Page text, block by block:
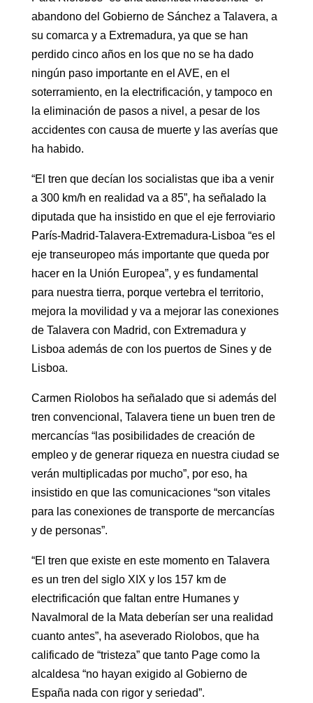
abandono del Gobierno de Sánchez a Talavera, a
su comarca y a Extremadura, ya que se han
perdido cinco años en los que no se ha dado
ningún paso importante en el AVE, en el
soterramiento, en la electrificación, y tampoco en
la eliminación de pasos a nivel, a pesar de los
accidentes con causa de muerte y las averías que
ha habido.
“El tren que decían los socialistas que iba a venir
a 300 km/h en realidad va a 85”, ha señalado la
diputada que ha insistido en que el eje ferroviario
París-Madrid-Talavera-Extremadura-Lisboa “es el
eje transeuropeo más importante que queda por
hacer en la Unión Europea”, y es fundamental
para nuestra tierra, porque vertebra el territorio,
mejora la movilidad y va a mejorar las conexiones
de Talavera con Madrid, con Extremadura y
Lisboa además de con los puertos de Sines y de
Lisboa.
Carmen Riolobos ha señalado que si además del
tren convencional, Talavera tiene un buen tren de
mercancías “las posibilidades de creación de
empleo y de generar riqueza en nuestra ciudad se
verán multiplicadas por mucho”, por eso, ha
insistido en que las comunicaciones “son vitales
para las conexiones de transporte de mercancías
y de personas”.
“El tren que existe en este momento en Talavera
es un tren del siglo XIX y los 157 km de
electrificación que faltan entre Humanes y
Navalmoral de la Mata deberían ser una realidad
cuanto antes”, ha aseverado Riolobos, que ha
calificado de “tristeza” que tanto Page como la
alcaldesa “no hayan exigido al Gobierno de
España nada con rigor y seriedad”.